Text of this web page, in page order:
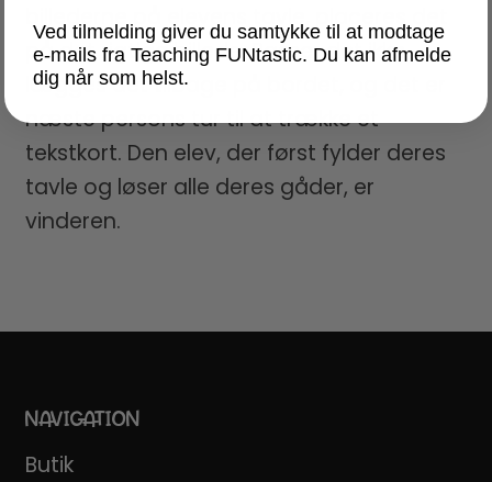
billederne på elevens tavle, placeres det
på det rigtige billede. Passer det ikke,
lægges det tilbage på bordet, og det er
næste persons tur til at trække et
tekstkort. Den elev, der først fylder deres
tavle og løser alle deres gåder, er
vinderen.
NAVIGATION
Butik
Ved tilmelding giver du samtykke til at modtage
e-mails fra Teaching FUNtastic. Du kan afmelde
dig når som helst.